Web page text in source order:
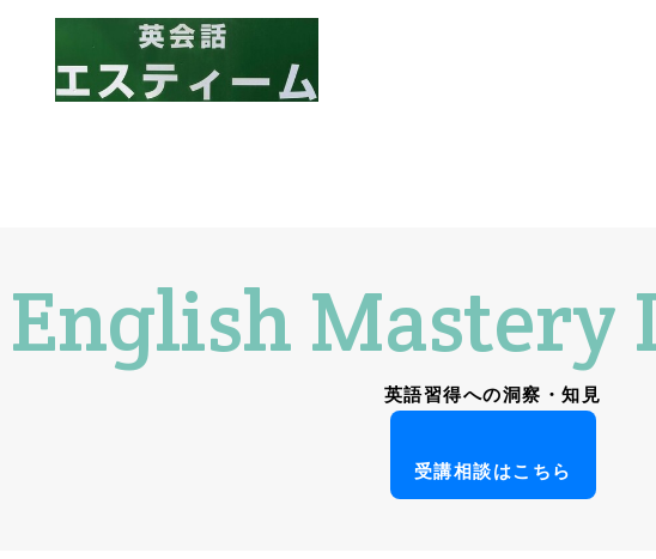
English Mastery
英語習得への洞察・知見
受講相談はこちら